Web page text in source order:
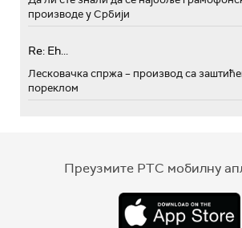
производе у Србији
Re: Eh...
Лесковачка спржа – производ са
пореклом
Преузмите РТС мобилну